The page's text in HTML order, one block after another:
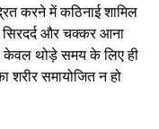
करने में कठिनाई शामिल
सिरदर्द और चक्कर आना
केवल थोड़े समय के लिए ही
समायोजित न हो